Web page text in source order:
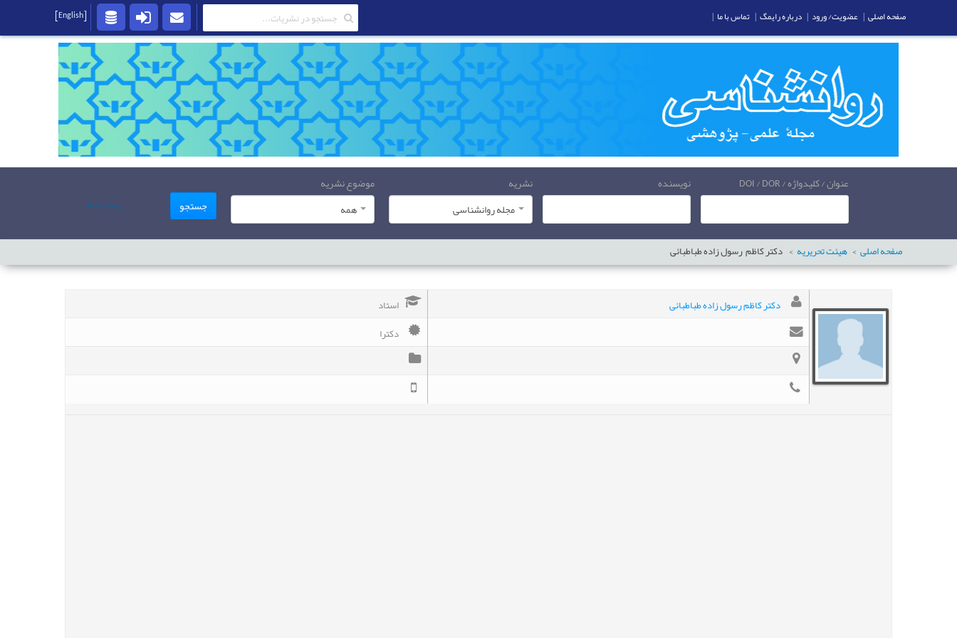
عنوان / کلیدواژه / DOI / DOR نویسنده
نشریه
مجله روانشناسی
موضوع نشریه
همه
جستجو پیشرفته
صفحه اصلی هیئت تحریریه دکتر کاظمرسول زاده طباطبائی
دکتر کاظم رسول زاده طباطبائی
استاد
دکترا
صفحه اصلی | عضویت/ ورود | درباره رایمگ | تماس با ما |
[English]